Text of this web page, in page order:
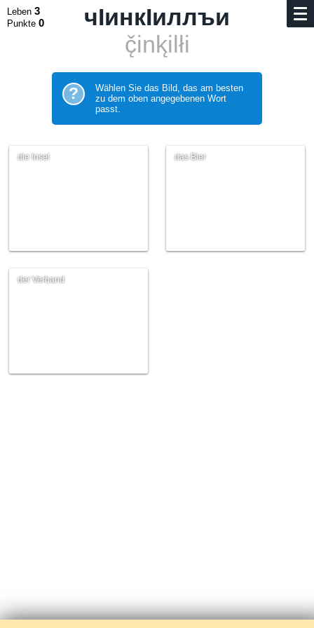
Leben 3
Punkte 0
чIинкIиллъи
č̨ink̨ilłi
?
Wählen Sie das Bild, das am besten
zu dem oben angegebenen Wort
passt.
die Insel das Bier
der Verband